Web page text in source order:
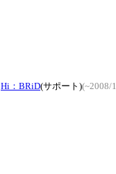
Hi：BRiD(サポート)(~2008/